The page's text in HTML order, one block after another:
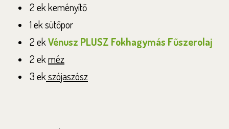
2 ek keményítő
1 ek sütőpor
2 ekVénusz PLUSZ Fokhagymás Fűszerolaj
2 ekméz
3 ekszójaszósz